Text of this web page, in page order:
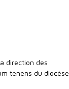
direction des
tenens du diocèse